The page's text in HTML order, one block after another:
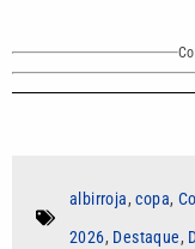
albirroja,copa,
2026, Destaque,